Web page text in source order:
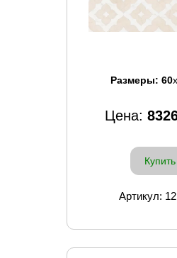
Размеры: 60x
Цена:
Купить
Артикул: